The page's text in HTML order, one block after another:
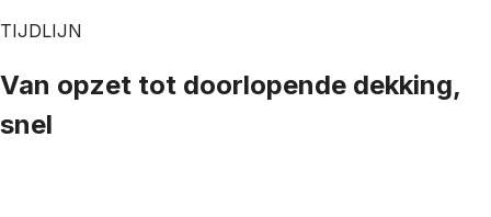
TIJDLIJN
Van opzet tot doorlopende dekking,
snel